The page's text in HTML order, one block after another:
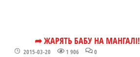
➦ ЖАРЯТЬ БАБУ НА МАНГАЛІ!
2015-03-20 1 906 0